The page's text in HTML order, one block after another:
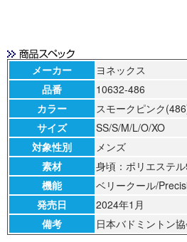
メーカー
ヨネックス
品番
10632-486
カラー
スモークピンク
サイズ
SS/S/M/L/O/XO
対象性別
メンズ
素材
身頃：ポリエステ
機能
ベリークール/
発売日
2024年1月
備考
日本バドミントン